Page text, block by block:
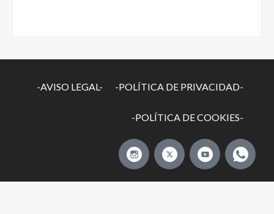
-AVISO LEGAL- -POLÍTICA DE PRIVACIDAD-
-POLÍTICA DE COOKIES-